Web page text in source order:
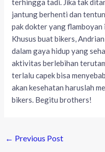
terhingga tadi. Jika tak
jantung berhenti dan
pak dokter yang flamboyan
Khusus buat bikers,
dalam gaya hidup yang
aktivitas berlebihan
terlalu capek bisa
akan kesehatan haruslah
bikers. Begitu brothers!
← Previous Post